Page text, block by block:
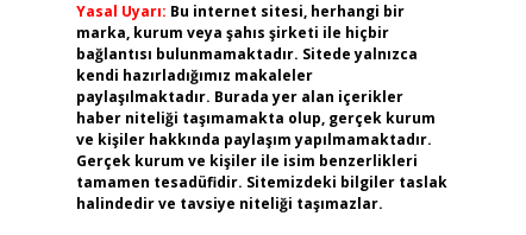
Yasal Uyarı: Bu internet sitesi, herhangi bir
marka, kurum veya şahıs şirketi ile hiçbir
bağlantısı bulunmamaktadır. Sitede yalnızca
kendi hazırladığımız makaleler
paylaşılmaktadır. Burada yer alan içerikler
haber niteliği taşımamakta olup, gerçek kurum
ve kişiler hakkında paylaşım yapılmamaktadır.
Gerçek kurum ve kişiler ile isim benzerlikleri
tamamen tesadüfidir. Sitemizdeki bilgiler taslak
halindedir ve tavsiye niteliği taşımazlar.